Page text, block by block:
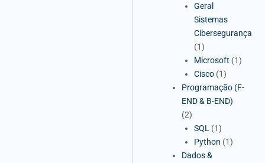
Geral
Sistemas
Cibersegurança
(1)
Microsoft (1)
Cisco (1)
Programação (F-
END & B-END)
(2)
SQL (1)
Python (1)
Dados &